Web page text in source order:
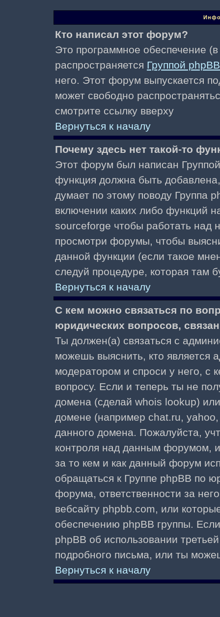
Кто написал этот форум?
Это программное обеспечение
распространяется Группой phpBB
него. Этот форум выпускается
может свободно
смотрите ссылку вверху
Вернуться к началу
Почему здесь нет такой-то
Этот форум был написан
функция должна быть
думает по этому поводу Группа
включении каких либо функций
sourceforge чтобы работать над
просмотри форумы, чтобы
данной функции (если такое
следуй процедуре, которая там
Вернуться к началу
С кем можно связаться по
юридических вопросов,
Ты должен(а) связаться с
можешь выяснить, кто является
модератором и спроси у него, с
вопросу. Если и теперь ты не
домена (сделай whois lookup)
домене (например chat.ru,
данного домена. Пожалуйста,
контроля над данным форумом,
за то кем и как данный форум
обращаться к Группе phpBB по
форума, ответственности за
вебсайту phpbb.com, или
обеспечению phpBB группы.
phpBB об использовании
подробного письма, или ты
Вернуться к началу